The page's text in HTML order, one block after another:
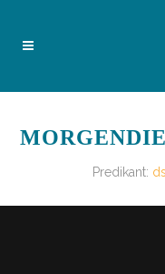
Predikant: